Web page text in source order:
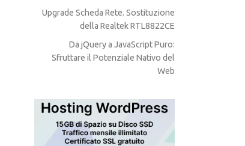
Upgrade Scheda Rete. Sostituzione
della Realtek RTL8822CE
Da jQuery a JavaScript Puro:
Sfruttare il Potenziale Nativo del
Web